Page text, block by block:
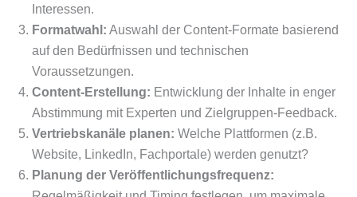
Interessen.
Formatwahl: Auswahl der Content-Formate basierend
auf den Bedürfnissen und technischen
Voraussetzungen.
Content-Erstellung: Entwicklung der Inhalte in enger
Abstimmung mit Experten und Zielgruppen-Feedback.
Vertriebskanäle planen: Welche Plattformen (z.B.
Website, LinkedIn, Fachportale) werden genutzt?
Planung der Veröffentlichungsfrequenz: